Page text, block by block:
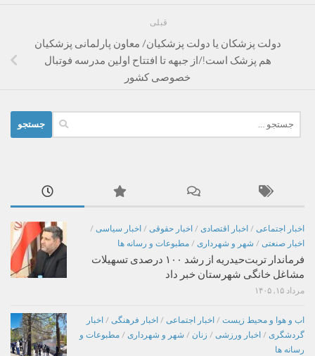
قبلی
دولت پزشکان یا دولت پزشکیان/ معاون پارلمانی پزشکیان
هم پزشک است!/از جبهه تا افتتاح اولین مدرسه فوتبال
خصوصی کشور
برای:
اخبار اجتماعی / اخبار اقتصادی / اخبار حقوقی / اخبار سیاسی /
اخبار صنعتی / شهر و شهرداری / مطبوعات و رسانه ها
فرماندار تربت‌حیدریه از رشد ۱۰۰ درصدی تسهیلات
مشاغل خانگی شهرستان خبر داد
مرداد ۱۵, ۱۴۰۵
اب و هوا و محیط زیست / اخبار اجتماعی / اخبار فرهنگی / اخبار
گردشگری / اخبار ورزشی / زنان / شهر و شهرداری / مطبوعات و
رسانه ها